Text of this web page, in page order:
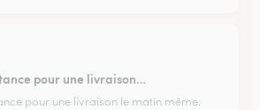
pour une livraison…
pour une livraison le matin même.